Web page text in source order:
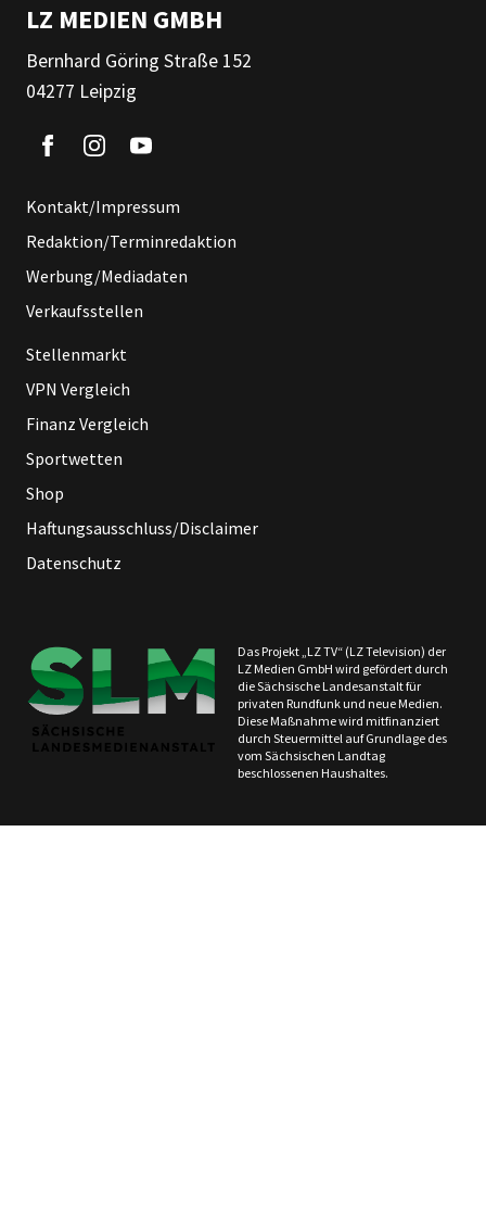
LZ MEDIEN GMBH
Bernhard Göring Straße 152
04277 Leipzig
Kontakt/Impressum
Redaktion/Terminredaktion
Werbung/Mediadaten
Verkaufsstellen
Stellenmarkt
VPN Vergleich
Finanz Vergleich
Sportwetten
Shop
Haftungsausschluss/Disclaimer
Datenschutz
Das Projekt „LZ TV“ (LZ Television) der
LZ Medien GmbH wird gefördert durch
die Sächsische Landesanstalt für
privaten Rundfunk und neue Medien.
Diese Maßnahme wird mitfinanziert
durch Steuermittel auf Grundlage des
vom Sächsischen Landtag
beschlossenen Haushaltes.